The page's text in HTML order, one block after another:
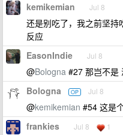
kemikemian Jul 8
还是别吃了，我之前坚持
反应
EasonIndie Jul 8
@Bologna #27 那岂不是
Bologna OP Jul 8
@kemikemian #54 这是
frankies Jul 8 1